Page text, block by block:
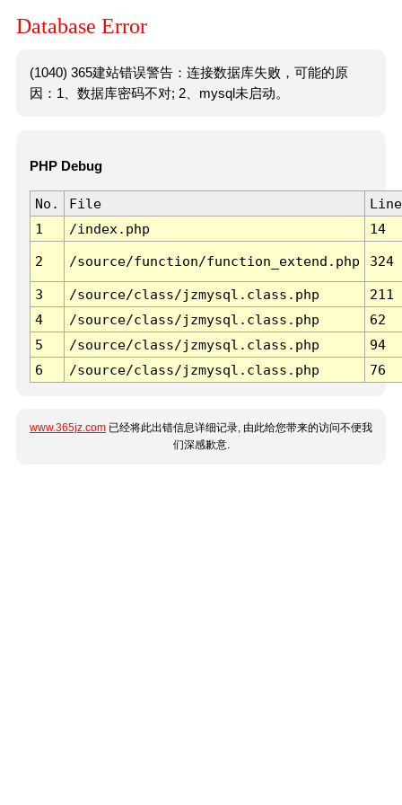
Database Error
(1040) 365建站错误警告：连接数据库失败，可能的原
因：1、数据库密码不对; 2、mysql未启动。
PHP Debug
No. File
Line
1
/index.php 14
2 /source/function/function_extend.php 324
3 /source/class/jzmysql.class.php
211
4
/source/class/jzmysql.class.php
62
5
/source/class/jzmysql.class.php
94
6
/source/class/jzmysql.class.php 76
www.365jz.com 已经将此出错信息详细记录, 由此给您带来的访问不便我
们深感歉意.